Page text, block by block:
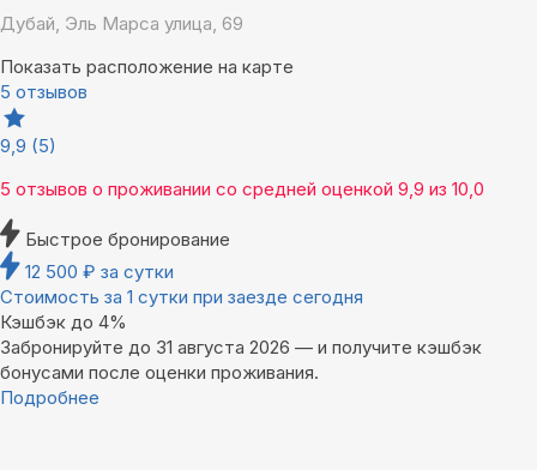
Дубай, Эль Марса улица, 69
Показать расположение на карте
5 отзывов
9,9 (5)
5 отзывов о проживании со средней оценкой 9,9 из 10,0
Быстрое бронирование
12 500 ₽ за сутки
Стоимость за 1 сутки при заезде сегодня
Кэшбэк до 4%
Забронируйте до 31 августа 2026 — и получите кэшбэк
бонусами после оценки проживания.
Подробнее